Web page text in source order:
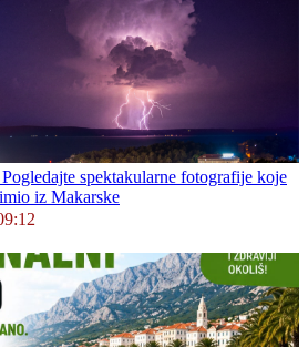
spektakularne fotografije koje
iz Makarske